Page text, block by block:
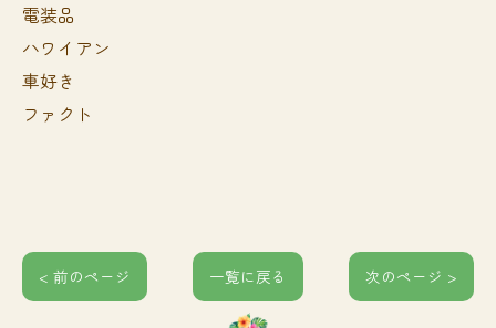
電装品
ハワイアン
車好き
ファクト
< 前のページ 一覧に戻る 次のページ >